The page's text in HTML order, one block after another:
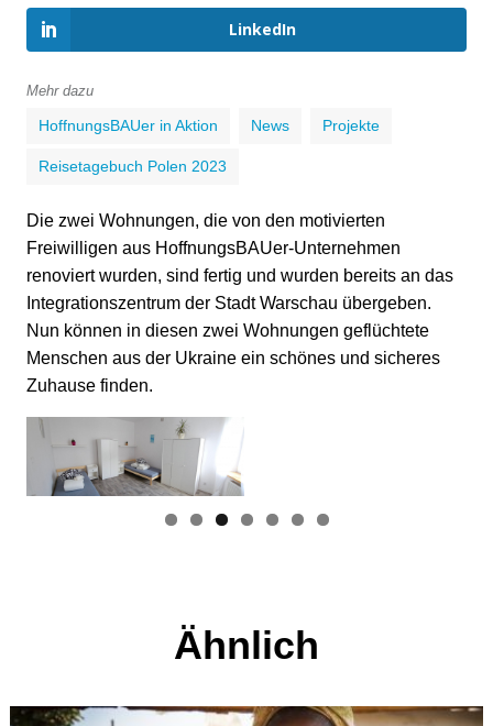
LinkedIn
Mehr dazu
HoffnungsBAUer in Aktion News Projekte
Reisetagebuch Polen 2023
Die zwei Wohnungen, die von den motivierten
Freiwilligen aus HoffnungsBAUer-Unternehmen
renoviert wurden, sind fertig und wurden bereits an das
Integrationszentrum der Stadt Warschau übergeben.
Nun können in diesen zwei Wohnungen geflüchtete
Menschen aus der Ukraine ein schönes und sicheres
Zuhause finden.
Ähnlich